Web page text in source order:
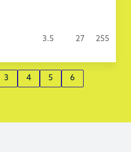
3.5 27 255
3 4 5 6